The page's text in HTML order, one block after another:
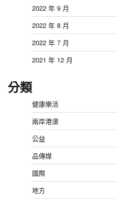
2022 年 9 月
2022 年 8 月
2022 年 7 月
2021 年 12 月
分類
健康樂活
兩岸港澳
公益
品傳媒
國際
地方